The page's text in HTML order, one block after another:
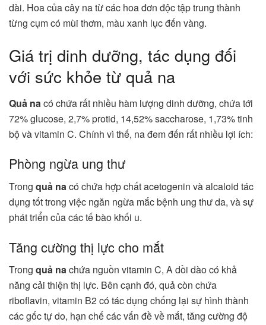
dài. Hoa của cây na từ các hoa đơn độc tập trung thành
từng cụm có mùi thơm, màu xanh lục đến vàng.
Giá trị dinh dưỡng, tác dụng đối
với sức khỏe từ quả na
Quả na có chứa rất nhiều hàm lượng dinh dưỡng, chứa tới
72% glucose, 2,7% protid, 14,52% saccharose, 1,73% tinh
bộ và vitamin C. Chính vì thế, na đem đến rất nhiều lợi ích:
Phòng ngừa ung thư
Trong quả nacó chứa hợp chất acetogenin và alcaloid tác
dụng tốt trong việc ngăn ngừa mắc bệnh ung thư da, và sự
phát triển của các tế bào khối u.
Tăng cường thị lực cho mắt
Trong quả nachứa nguồn vitamin C, A dồi dào có khả
năng cải thiện thị lực. Bên cạnh đó, quả còn chứa
riboflavin, vitamin B2 có tác dụng chống lại sự hình thành
các gốc tự do, hạn chế các vấn đề về mắt, tăng cường độ